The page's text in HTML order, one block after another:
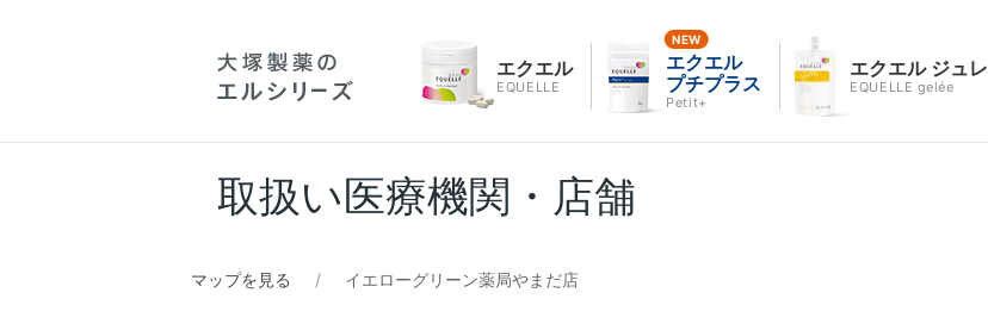
エクエル
EQUELLE
エクエル
プチプラス
Petit+
エクエル ジュレ
EQUELLE gelée
取扱い医療機関・店舗
マップを見る イエローグリーン薬局やまだ店